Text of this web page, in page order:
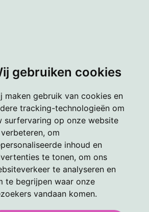
gebruiken cookies
maken gebruik van cookies en
tracking-technologieën om
surfervaring op onze website
om
inhoud en
te tonen, om ons
te analyseren en
te begrijpen waar onze
vandaan komen.